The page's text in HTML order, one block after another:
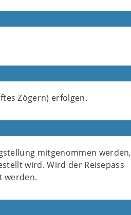
Zögern) erfolgen.
mitgenommen werden,
wird. Wird der Reisepass
werden.